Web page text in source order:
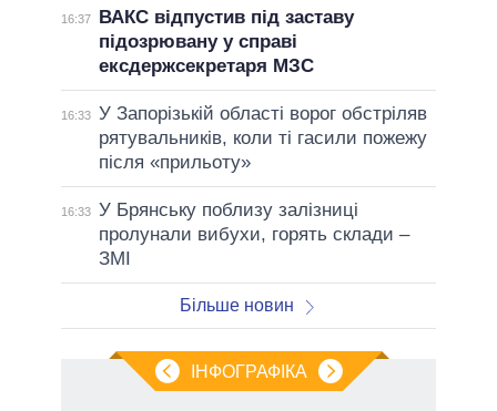
16:37
ВАКС відпустив під заставу
підозрювану у справі
ексдержсекретаря МЗС
16:33 У Запорізькій області ворог обстріляв
рятувальників, коли ті гасили пожежу
після «прильоту»
16:33 У Брянську поблизу залізниці
пролунали вибухи, горять склади –
ЗМІ
Більше новин
ІНФОГРАФІКА